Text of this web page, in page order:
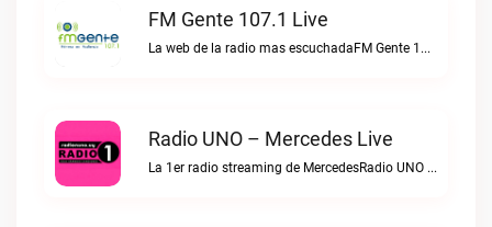
FM Gente 107.1 Live
La web de la radio mas escuchadaFM Gente 107.1 live
Radio UNO – Mercedes Live
La 1er radio streaming de MercedesRadio UNO – Mercedes live